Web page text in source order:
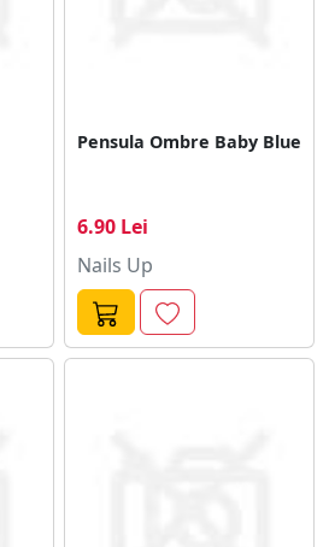
Pensula Ombre Baby Blue
6.90 Lei
Nails Up